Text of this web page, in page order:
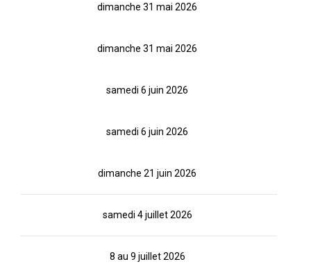
dimanche 31 mai 2026
dimanche 31 mai 2026
samedi 6 juin 2026
samedi 6 juin 2026
dimanche 21 juin 2026
samedi 4 juillet 2026
8 au 9 juillet 2026